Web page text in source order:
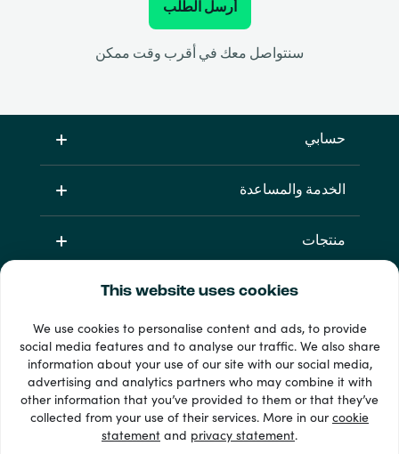
This website uses cookies
We use cookies to personalise content and ads, to provide
social media features and to analyse our traffic. We also share
information about your use of our site with our social media,
advertising and analytics partners who may combine it with
other information that you’ve provided to them or that they’ve
collected from your use of their services. More in ourcookie
statement and privacy statement.
أرسل الطلب
سنتواصل معك في أقرب وقت ممكن
حسابي
الخدمة والمساعدة
منتجات
33 + طرق الدفع
إظهار الجميع